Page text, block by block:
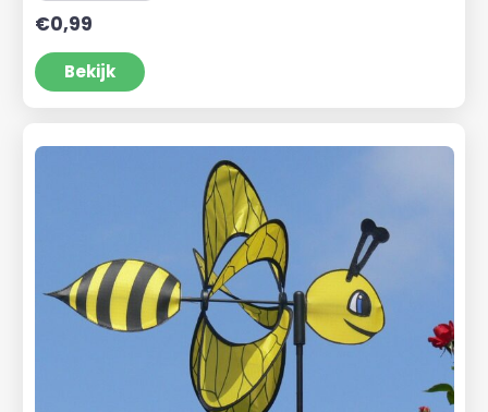
€0,99
Bekijk